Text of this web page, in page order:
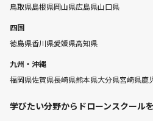
鳥取県島根県岡山県広島県山口県
四国
徳島県香川県愛媛県高知県
九州・沖縄
福岡県佐賀県長崎県熊本県大分県宮崎県鹿
学びたい分野からドローンスクール